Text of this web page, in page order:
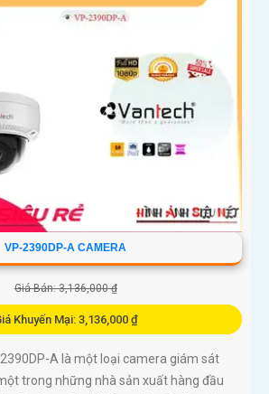
VP-2390DP-A CAMERA
Giá Bán: 3,136,000 ₫
Khuyến Mại: 3,136,000 ₫
A là một loại camera giám sát
trong những nhà sản xuất hàng đầu